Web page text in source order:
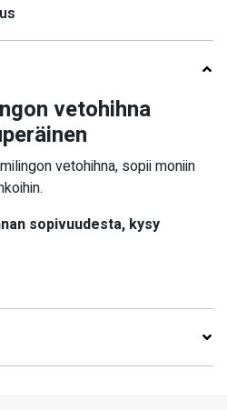
vetohihna
vetohihna, sopii moniin
sopivuudesta, kysy